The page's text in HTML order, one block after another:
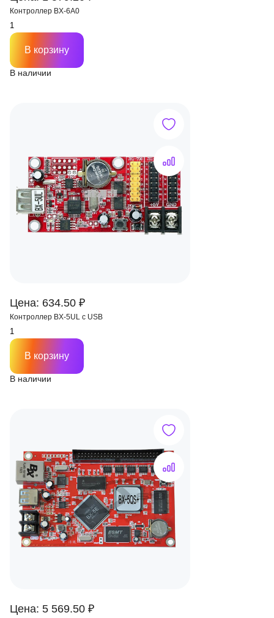
Контроллер BX-6A0
В наличии
В корзину
Цена: 634.50 ₽
Контроллер BX-5UL c USB
В наличии
В корзину
Цена: 5 569.50 ₽